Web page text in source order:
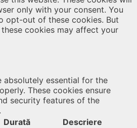
only with your consent. You
opt-out of these cookies. But
cookies may affect your
absolutely essential for the
These cookies ensure
security features of the
Durată Descriere